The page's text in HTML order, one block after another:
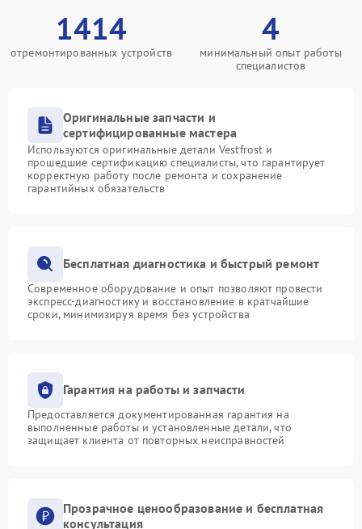
1414
отремонтированных устройств
4
минимальный опыт работы
специалистов
Оригинальные запчасти и
сертифицированные мастера
Используются оригинальные детали Vestfrost и
прошедшие сертификацию специалисты, что гарантирует
корректную работу после ремонта и сохранение
гарантийных обязательств
Бесплатная диагностика и быстрый ремонт
Современное оборудование и опыт позволяют провести
экспресс-диагностику и восстановление в кратчайшие
сроки, минимизируя время без устройства
Гарантия на работы и запчасти
Предоставляется документированная гарантия на
выполненные работы и установленные детали, что
защищает клиента от повторных неисправностей
Прозрачное ценообразование и бесплатная
консультация